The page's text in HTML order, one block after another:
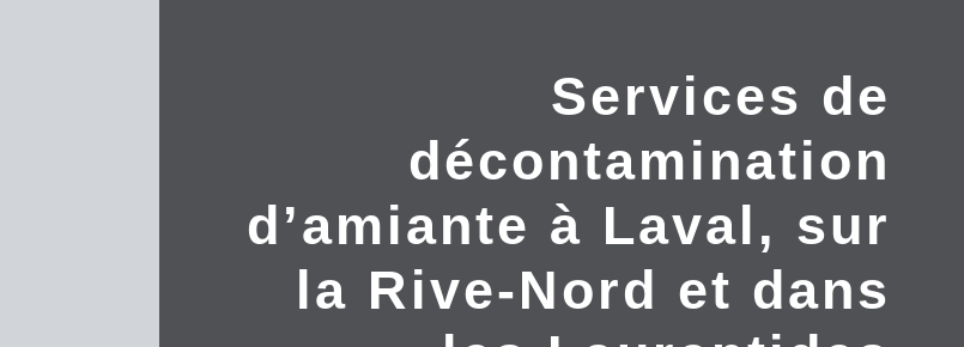
Services de
décontamination
d’amiante à Laval, sur
la Rive-Nord et dans